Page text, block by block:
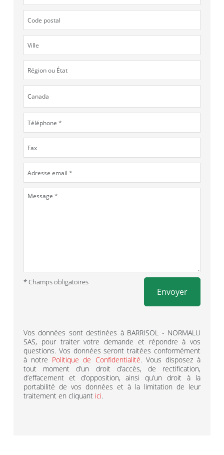
* Champs obligatoires
Envoyer
Vos données sont destinées à BARRISOL - NORMALU
SAS, pour traiter votre demande et répondre à vos
questions. Vos données seront traitées conformément
à notre Politique de Confidentialité. Vous disposez à
tout moment d’un droit d’accès, de rectification,
d’effacement et d’opposition, ainsi qu’un droit à la
portabilité de vos données et à la limitation de leur
traitement en cliquant ici.